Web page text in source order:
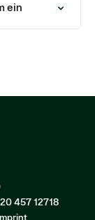
ein
457 12718